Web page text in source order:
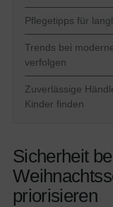
Pflegetipps für
Trends bei
verfolgen
Zuverlässige
Kinder finden
Sicherheit
priorisieren